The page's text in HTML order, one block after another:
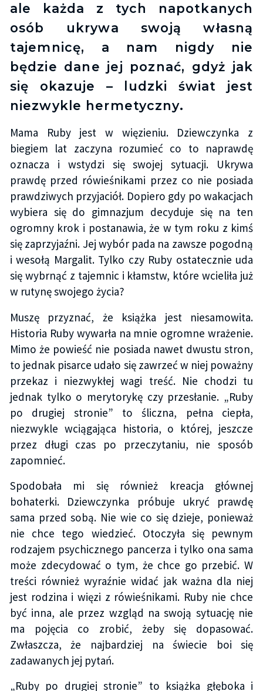
ale każda z tych napotkanych
osób ukrywa swoją własną
tajemnicę, a nam nigdy nie
będzie dane jej poznać, gdyż jak
się okazuje – ludzki świat jest
niezwykle hermetyczny.
Mama Ruby jest w więzieniu. Dziewczynka z
biegiem lat zaczyna rozumieć co to naprawdę
oznacza i wstydzi się swojej sytuacji. Ukrywa
prawdę przed rówieśnikami przez co nie posiada
prawdziwych przyjaciół. Dopiero gdy po wakacjach
wybiera się do gimnazjum decyduje się na ten
ogromny krok i postanawia, że w tym roku z kimś
się zaprzyjaźni. Jej wybór pada na zawsze pogodną
i wesołą Margalit. Tylko czy Ruby ostatecznie uda
się wybrnąć z tajemnic i kłamstw, które wcieliła już
w rutynę swojego życia?
Muszę przyznać, że książka jest niesamowita.
Historia Ruby wywarła na mnie ogromne wrażenie.
Mimo że powieść nie posiada nawet dwustu stron,
to jednak pisarce udało się zawrzeć w niej poważny
przekaz i niezwykłej wagi treść. Nie chodzi tu
jednak tylko o merytorykę czy przesłanie. „Ruby
po drugiej stronie” to śliczna, pełna ciepła,
niezwykle wciągająca historia, o której, jeszcze
przez długi czas po przeczytaniu, nie sposób
zapomnieć.
Spodobała mi się również kreacja głównej
bohaterki. Dziewczynka próbuje ukryć prawdę
sama przed sobą. Nie wie co się dzieje, ponieważ
nie chce tego wiedzieć. Otoczyła się pewnym
rodzajem psychicznego pancerza i tylko ona sama
może zdecydować o tym, że chce go przebić. W
treści również wyraźnie widać jak ważna dla niej
jest rodzina i więzi z rówieśnikami. Ruby nie chce
być inna, ale przez wzgląd na swoją sytuację nie
ma pojęcia co zrobić, żeby się dopasować.
Zwłaszcza, że najbardziej na świecie boi się
zadawanych jej pytań.
„Ruby po drugiej stronie” to książka głęboka i